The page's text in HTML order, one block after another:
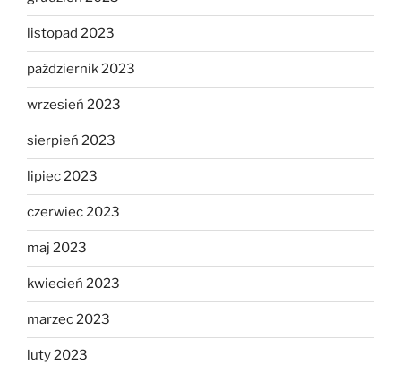
listopad 2023
październik 2023
wrzesień 2023
sierpień 2023
lipiec 2023
czerwiec 2023
maj 2023
kwiecień 2023
marzec 2023
luty 2023